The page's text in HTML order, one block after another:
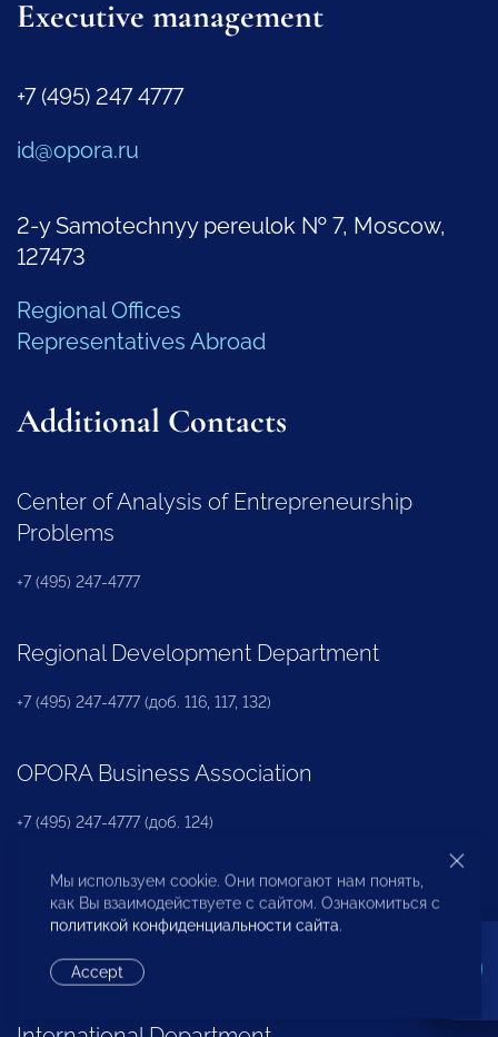
Executive management
+7 (495) 247 4777
id@opora.ru
2-y Samotechnyy pereulok № 7, Moscow,
127473
Regional Offices
Representatives Abroad
Additional Contacts
Center of Analysis of Entrepreneurship
Problems
+7 (495) 247-4777
Regional Development Department
+7 (495) 247-4777 (доб. 116, 117, 132)
OPORA Business Association
+7 (495) 247-4777 (доб. 124)
Press Office
pressa@opora.ru
Мы используем cookie. Они помогают нам понять,
как Вы взаимодействуете с сайтом. Ознакомиться с
политикой конфиденциальности сайта.
Accept